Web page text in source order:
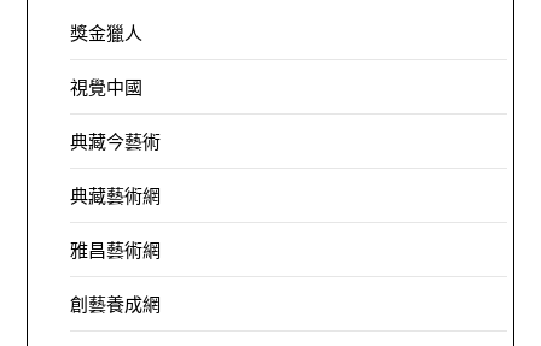
獎金獵人
視覺中國
典藏今藝術
典藏藝術網
雅昌藝術網
創藝養成網